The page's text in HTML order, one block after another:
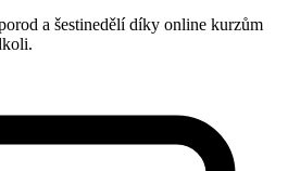
a šestinedělí díky online kurzům